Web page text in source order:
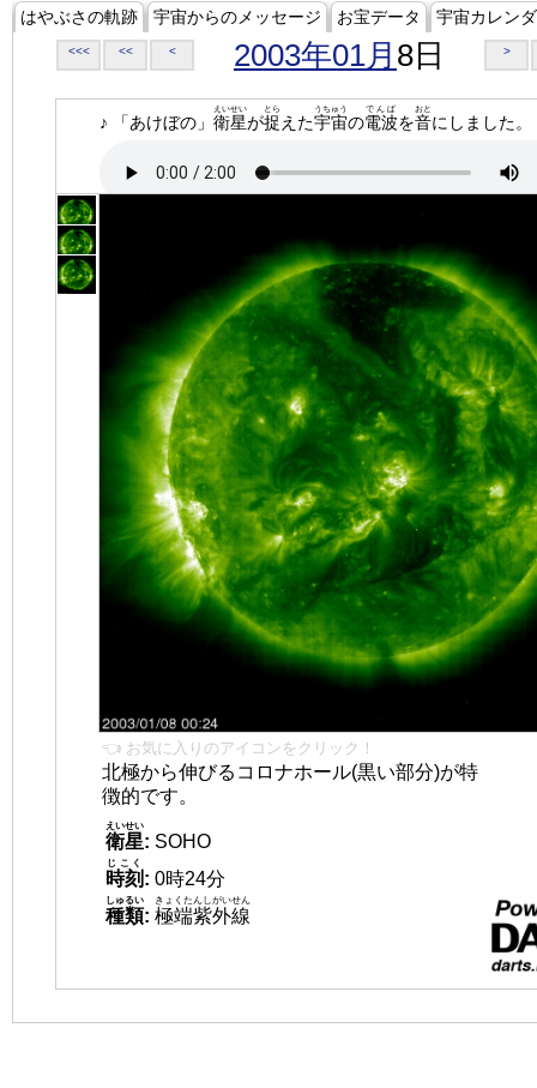
はやぶさの軌跡 宇宙からのメッセージ お宝データ 宇宙カレン
<<< << < 2003年01月 8日 >
♪ 「あけぼの」 衛星
えいせい
が捉
とら
えた宇宙
うちゅう
の電波
でんぱ
を音
おと
にしました。
👈 お気に入りのアイコンをクリック！
北極から伸びるコロナホール(黒い部分)が特
徴的です。
衛星
えいせい
: SOHO
時刻
じこく
: 0時24分
種類
しゅるい
: 極端紫外線
きょくたんしがいせん